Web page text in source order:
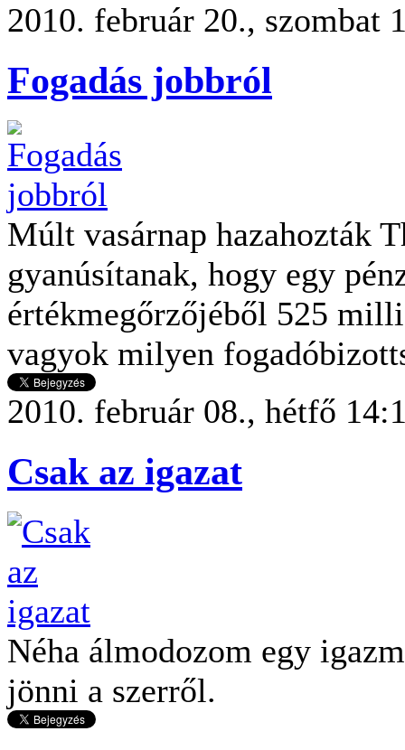
2010. február 20., szombat
Fogadás jobbról
Múlt vasárnap hazahozták
gyanúsítanak, hogy egy
értékmegőrzőjéből 525
vagyok milyen
2010. február 08., hétfő
Csak az igazat
Néha álmodozom egy
jönni a szerről.